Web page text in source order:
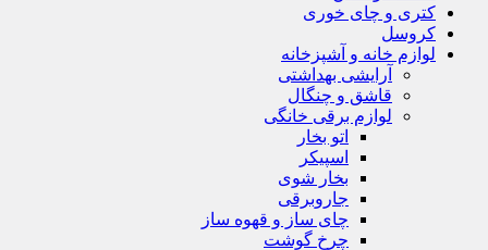
کتری و چای خوری
کروسل
لوازم خانه و آشپزخانه
آرایشی بهداشتی
قاشق و چنگال
لوازم برقی خانگی
اتو بخار
اسپیکر
بخار شوی
جاروبرقی
چای ساز و قهوه ساز
چرخ گوشت